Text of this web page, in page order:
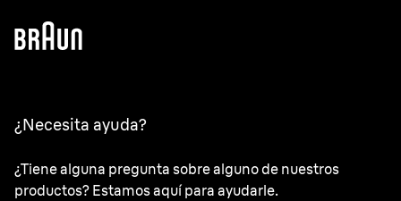
¿Necesita ayuda?
¿Tiene alguna pregunta sobre alguno de nuestros
productos? Estamos aquí para ayudarle.